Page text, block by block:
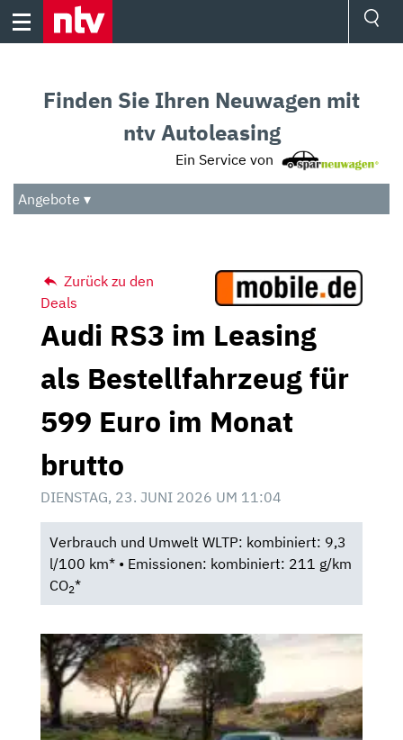
Skip
Audio
Das Beste
Finden Sie Ihren Neuwagen mit
ntv Autoleasing
Ein Service von
Angebote ▾
Zurück zu den
Deals
Audi RS3 im Leasing
als Bestellfahrzeug für
599 Euro im Monat
brutto
DIENSTAG, 23. JUNI 2026 UM 11:04
Verbrauch und Umwelt WLTP: kombiniert: 9,3
l/100 km* • Emissionen: kombiniert: 211 g/km
CO2*